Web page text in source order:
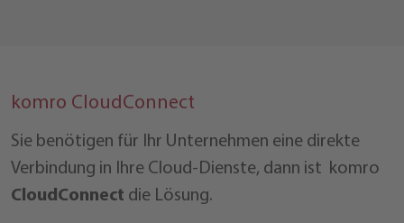
komro CloudConnect
Sie benötigen für Ihr Unternehmen eine direkte
Verbindung in Ihre Cloud-Dienste, dann ist komro
CloudConnect die Lösung.